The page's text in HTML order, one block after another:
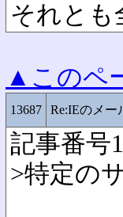
それとも
▲このペ
13687 Re:IEのメー
記事番号
>特定の